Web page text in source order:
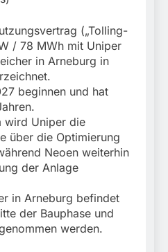
in Aubing
ermittelt
gefährlichen
in den
(„Tolling-
/ 78 MWh mit Uniper
in Arneburg in
beginnen und hat
wird Uniper die
über die Optimierung
Neoen weiterhin
der Anlage
in Arneburg befindet
der Bauphase und
werden.